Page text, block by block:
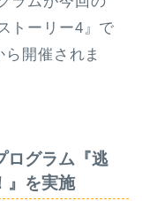
トーリー4』で
開催されま
ログラム『逃
』を実施